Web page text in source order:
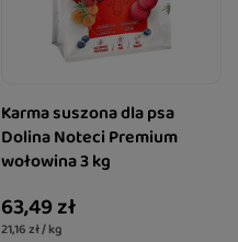
Karma suszona dla psa
Dolina Noteci Premium
wołowina 3 kg
63,49 zł
21,16 zł / kg